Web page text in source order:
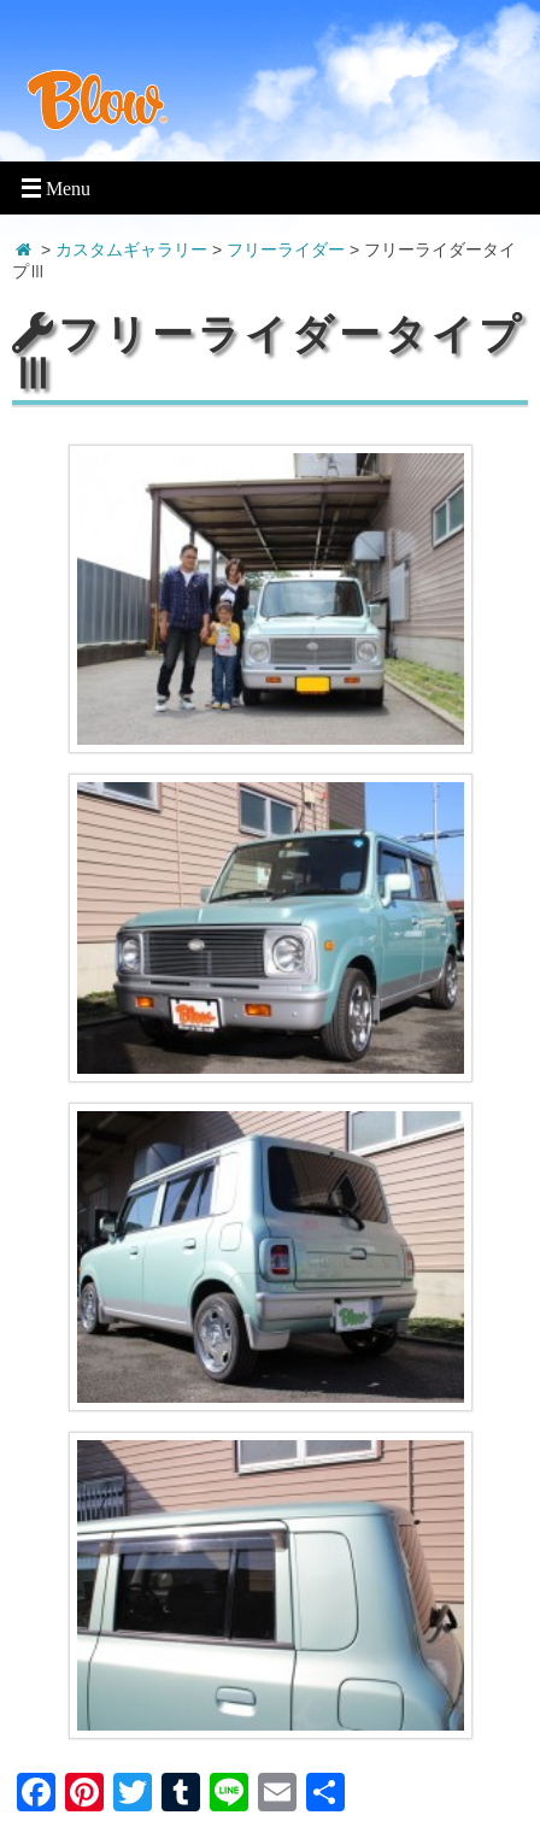
> カスタムギャラリー > フリーライダー > フリーライダータイ
プⅢ
フリーライダータイプ
Ⅲ
F
Pi
T
T
Li
E